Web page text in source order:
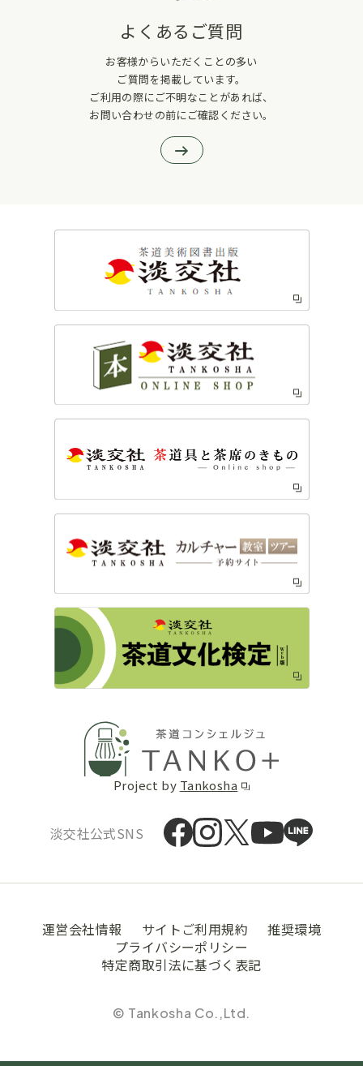
よくあるご質問
お客様からいただくことの多い
ご質問を掲載しています。
ご利用の際にご不明なことがあれば、
お問い合わせの前にご確認ください。
Project by Tankosha
淡交社公式SNS
運営会社情報 サイトご利用規約
推奨環境
プライバシーポリシー
特定商取引法に基づく表記
© Tankosha Co.,Ltd.